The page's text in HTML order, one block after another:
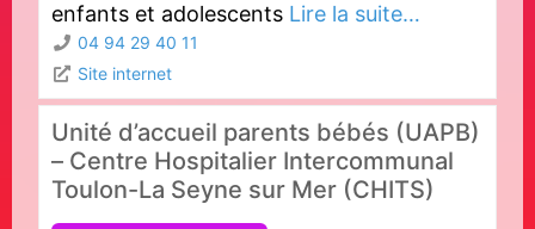
enfants et adolescents Lire la suite…
04 94 29 40 11
Site internet
Unité d’accueil parents bébés (UAPB)
– Centre Hospitalier Intercommunal
Toulon-La Seyne sur Mer (CHITS)